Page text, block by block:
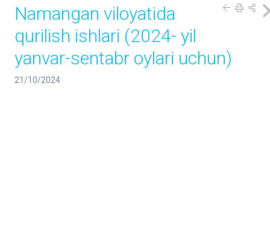
Namangan viloyatida
qurilish ishlari (2024- yil
yanvar-sentabr oylari uchun)
21/10/2024